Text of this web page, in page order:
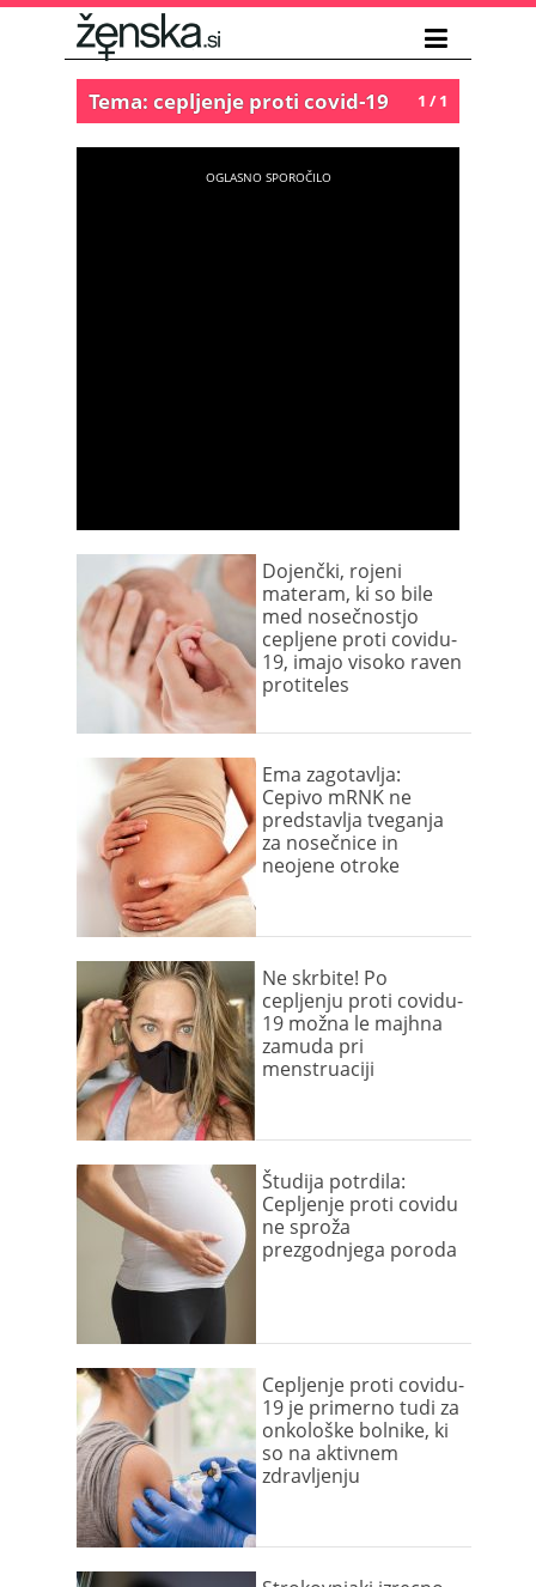
1 / 1
Tema: cepljenje proti covid-19
Dojenčki, rojeni
materam, ki so bile
med nosečnostjo
cepljene proti covidu-
19, imajo visoko raven
protiteles
Ema zagotavlja:
Cepivo mRNK ne
predstavlja tveganja
za nosečnice in
neojene otroke
Ne skrbite! Po
cepljenju proti covidu-
19 možna le majhna
zamuda pri
menstruaciji
Študija potrdila:
Cepljenje proti covidu
ne sproža
prezgodnjega poroda
Cepljenje proti covidu-
19 je primerno tudi za
onkološke bolnike, ki
so na aktivnem
zdravljenju